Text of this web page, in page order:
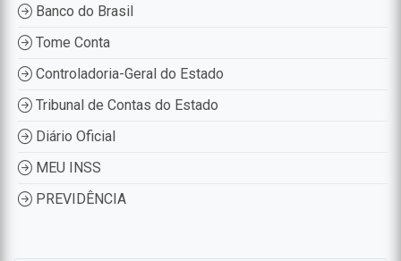
Banco do Brasil
Tome Conta
Controladoria-Geral do Estado
Tribunal de Contas do Estado
Diário Oficial
MEU INSS
PREVIDÊNCIA